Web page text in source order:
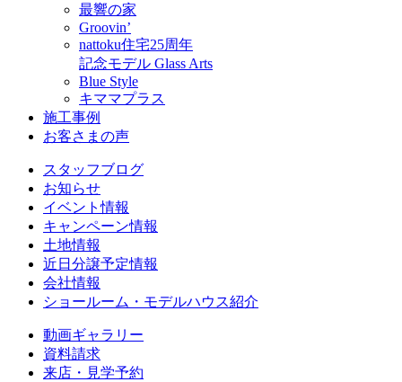
最響の家
Groovin’
nattoku住宅25周年
記念モデル Glass Arts
Blue Style
キママプラス
施工事例
お客さまの声
スタッフブログ
お知らせ
イベント情報
キャンペーン情報
土地情報
近日分譲予定情報
会社情報
ショールーム・モデルハウス紹介
動画ギャラリー
資料請求
来店・見学予約